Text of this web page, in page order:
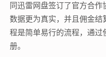
同迅雷网盘签订了官方合
数据更为真实，并且佣金
程是简单易行的流程，通
册。